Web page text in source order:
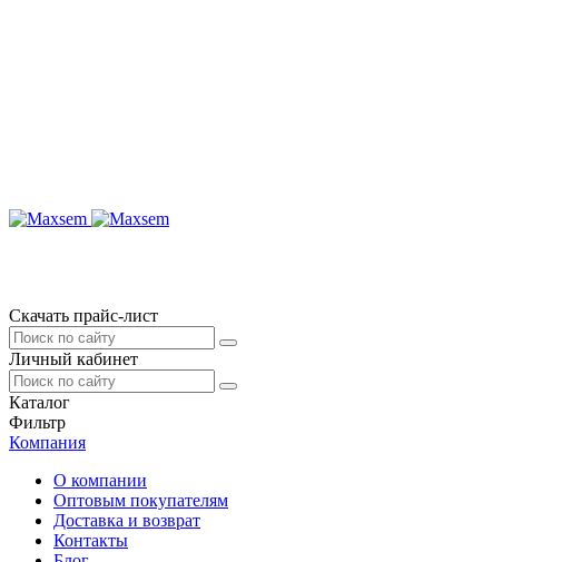
Скачать прайс-лист
Личный кабинет
Каталог
Фильтр
Компания
О компании
Оптовым покупателям
Доставка и возврат
Контакты